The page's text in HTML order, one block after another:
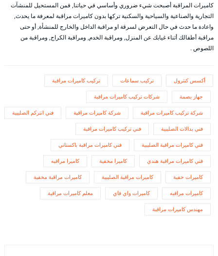
كاميرات المراقبة أصبحت شيء ضروري وأساسي في حياتنا, فمن المستحيل للمنشآت
التجارية والصناعية والسياحية والسكنية تركها بدون كاميرات مراقبة لمعرفة ما يحدث,
واعادة ما حدث في حال التعرض لسرقة او مراقبة الداخل والخارج للمنشأة, أو حتى
مراقبة أطفالك أثناء غيابك عن المنزل, ومراقبة الخدم, ومراقبة الكراج, ومراقبة من
اللصوص .
أكسس كنترول تركيب سماعات تركيب كاميرات مراقبة
جهاز بصمة شركات تركيب كاميرات مراقبة
شركة تركيب كاميرات مراقبة شركة كاميرات مراقبة فني انتركم الصليبية
فني بدالات الصليبية فني تركيب كاميرات مراقبة
فني كاميرات مراقبة الصليبية فني كاميرات مراقبة باكستاني
فني كاميرات مراقبة هندي كاميرا مخفية كاميرا مراقبه
كاميرات خفية كاميرات مراقبة الصليبية كاميرات مراقبة مخفية
كاميرات مراقبه كاميرات واي فاي معلم كاميرات مراقبة
مهندس كاميرات مراقبة